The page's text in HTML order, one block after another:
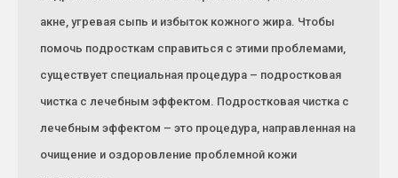
акне, угревая сыпь и избыток кожного жира. Чтобы
помочь подросткам справиться с этими проблемами,
существует специальная процедура – подростковая
чистка с лечебным эффектом. Подростковая чистка с
лечебным эффектом – это процедура, направленная на
очищение и оздоровление проблемной кожи